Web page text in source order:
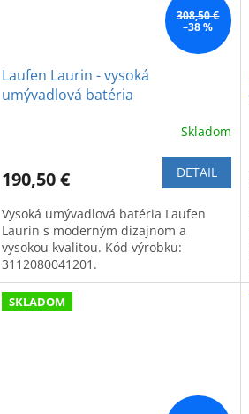
308,50 €
–38 %
Laufen Laurin - vysoká
umývadlová batéria
Skladom
190,50 € DETAIL
Vysoká umývadlová batéria Laufen
Laurin s moderným dizajnom a
vysokou kvalitou. Kód výrobku:
3112080041201.
SKLADOM